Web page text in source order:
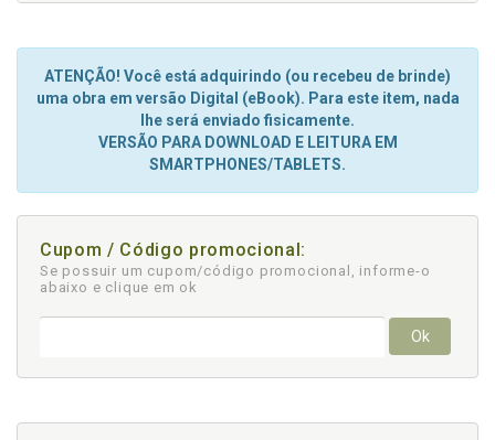
ATENÇÃO! Você está adquirindo (ou recebeu de brinde)
uma obra em versão Digital (eBook). Para este item, nada
lhe será enviado fisicamente.
VERSÃO PARA DOWNLOAD E LEITURA EM
SMARTPHONES/TABLETS.
Cupom / Código promocional:
Se possuir um cupom/código promocional, informe-o
abaixo e clique em ok
Ok